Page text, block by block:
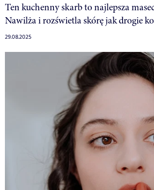
Ten kuchenny skarb to najlepsza
Nawilża i rozświetla skórę jak drogie
29.08.2025